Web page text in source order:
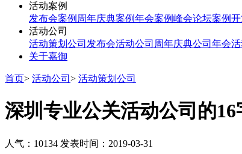
活动案例
发布会案例 周年庆典案例年会案例峰会论坛案例
活动公司
活动策划公司 发布会活动公司 周年庆典公司 年会活
关于嘉御
首页> 活动公司 > 活动策划公司
深圳专业公关活动公司的
人气：10134 发表时间：2019-03-31